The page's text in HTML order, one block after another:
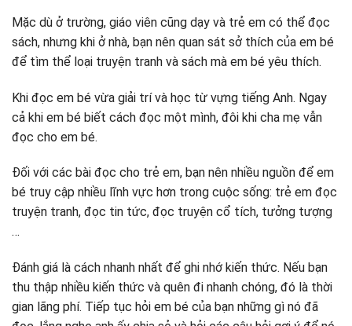
Mặc dù ở trường, giáo viên cũng dạy và trẻ em có thể đọc
sách, nhưng khi ở nhà, bạn nên quan sát sở thích của em bé
để tìm thể loại truyện tranh và sách mà em bé yêu thích.
Khi đọc em bé vừa giải trí và học từ vựng tiếng Anh. Ngay
cả khi em bé biết cách đọc một mình, đôi khi cha mẹ vẫn
đọc cho em bé.
Đối với các bài đọc cho trẻ em, bạn nên nhiều nguồn để em
bé truy cập nhiều lĩnh vực hơn trong cuộc sống: trẻ em đọc
truyện tranh, đọc tin tức, đọc truyện cổ tích, tưởng tượng
…
Đánh giá là cách nhanh nhất để ghi nhớ kiến ​​thức. Nếu bạn
thu thập nhiều kiến ​​thức và quên đi nhanh chóng, đó là thời
gian lãng phí. Tiếp tục hỏi em bé của bạn những gì nó đã